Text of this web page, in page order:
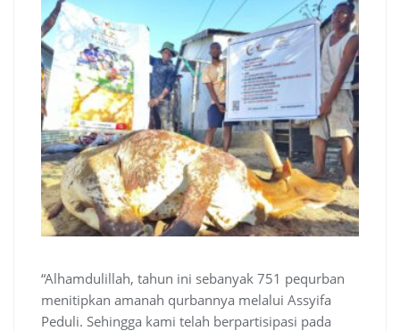
“Alhamdulillah, tahun ini sebanyak 751 pequrban
menitipkan amanah qurbannya melalui Assyifa
Peduli. Sehingga kami telah berpartisipasi pada